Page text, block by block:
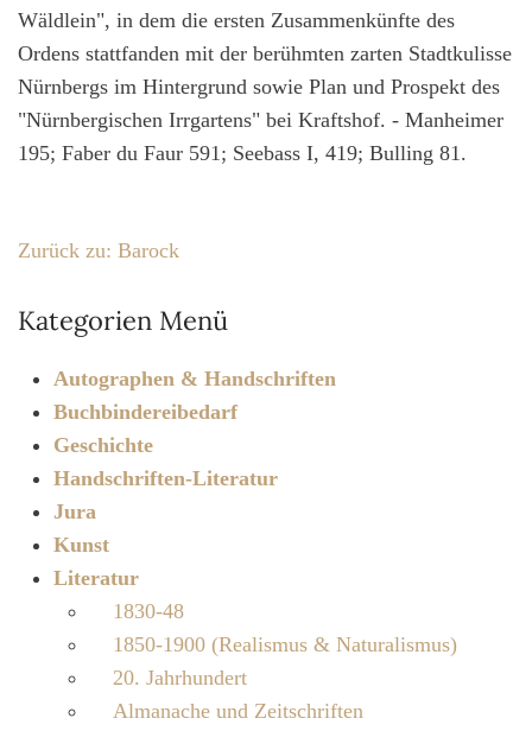
Wäldlein", in dem die ersten Zusammenkünfte des
Ordens stattfanden mit der berühmten zarten Stadtkulisse
Nürnbergs im Hintergrund sowie Plan und Prospekt des
"Nürnbergischen Irrgartens" bei Kraftshof. - Manheimer
195; Faber du Faur 591; Seebass I, 419; Bulling 81.
Zurück zu: Barock
Kategorien Menü
Autographen & Handschriften
Buchbindereibedarf
Geschichte
Handschriften-Literatur
Jura
Kunst
Literatur
1830-48
1850-1900 (Realismus & Naturalismus)
20. Jahrhundert
Almanache und Zeitschriften